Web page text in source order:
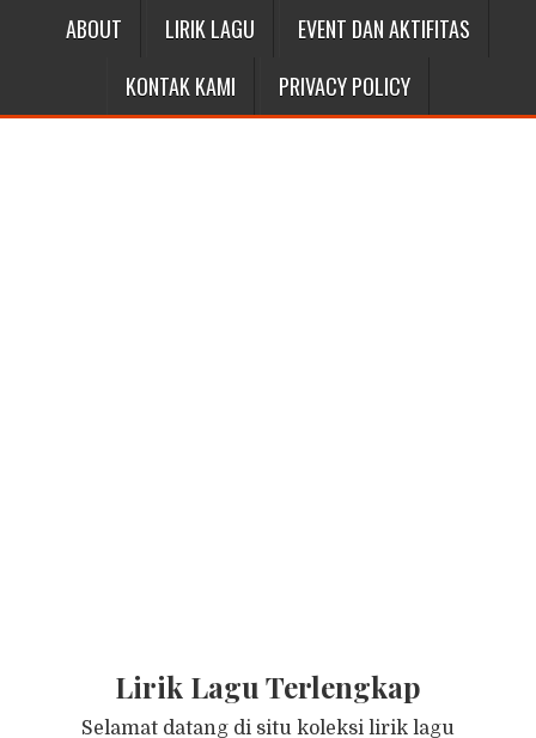
ABOUT LIRIK LAGU
EVENT DAN AKTIFITAS
KONTAK KAMI
PRIVACY POLICY
Lirik Lagu Terlengkap
Selamat datang di situ koleksi lirik lagu